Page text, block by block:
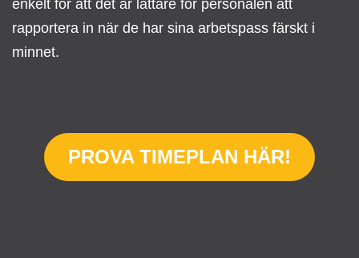
enkelt för att det är lättare för personalen att
rapportera in när de har sina arbetspass färskt i
minnet.
PROVA TIMEPLAN HÄR!